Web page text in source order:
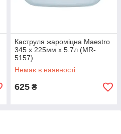
Каструля жароміцна Maestro
345 x 225мм x 5.7л (MR-
5157)
Немає в наявності
625 ₴